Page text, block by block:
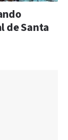
de Santa